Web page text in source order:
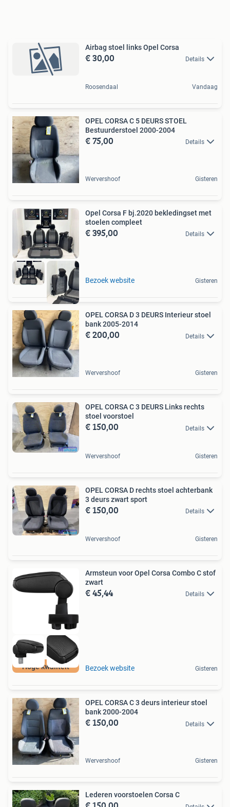
Airbag stoel links Opel Corsa
€ 30,00 Details
Roosendaal Vandaag
OPEL CORSA C 5 DEURS STOEL
Bestuurderstoel 2000-2004
€ 75,00 Details
Wervershoof Gisteren
Opel Corsa F bj.2020 bekledingset met
stoelen compleet
€ 395,00 Details
Bezoek website Gisteren
OPEL CORSA D 3 DEURS Interieur stoel
bank 2005-2014
€ 200,00 Details
Wervershoof Gisteren
OPEL CORSA C 3 DEURS Links rechts
stoel voorstoel
€ 150,00 Details
Wervershoof Gisteren
OPEL CORSA D rechts stoel achterbank
3 deurs zwart sport
€ 150,00 Details
Wervershoof Gisteren
Hoge kwaliteit
Armsteun voor Opel Corsa Combo C stof
zwart
€ 45,44 Details
Bezoek website Gisteren
OPEL CORSA C 3 deurs interieur stoel
bank 2000-2004
€ 150,00 Details
Wervershoof Gisteren
Lederen voorstoelen Corsa C